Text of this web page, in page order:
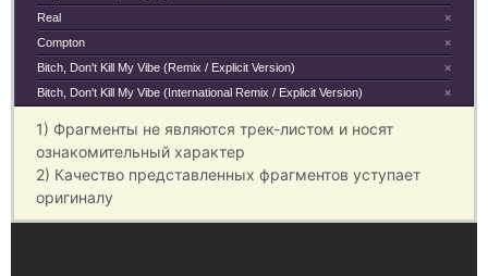
×
Real
×
Compton
×
Bitch, Don't Kill My Vibe (Remix / Explicit Version)
×
Bitch, Don't Kill My Vibe (International Remix / Explicit Version)
1) Фрагменты не являются трек-листом и носят
ознакомительный характер
2) Качество представленных фрагментов уступает
оригиналу